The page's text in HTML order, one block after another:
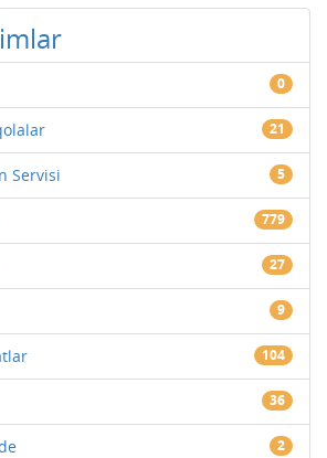
0
21
Servisi 5
779
27
9
104
36
2